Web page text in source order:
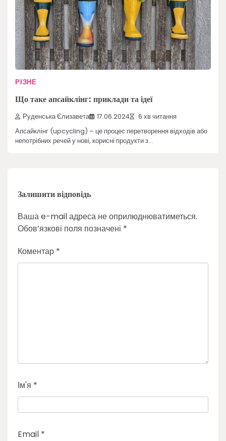
РІЗНЕ
Що таке апсайклінг: приклади та ідеї
Руденська Єлизавета 17.06.2024 6 хв читання
Апсайклінг (upcycling) – це процес перетворення відходів або
непотрібних речей у нові, корисні продукти з…
Залишити відповідь
Ваша e-mail адреса не оприлюднюватиметься.
Обов’язкові поля позначені *
Коментар *
Ім'я *
Email *